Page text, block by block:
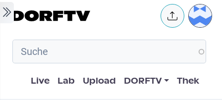
Skip to main content User
Hauptnavigation
Live Lab Upload DORFTV Thek